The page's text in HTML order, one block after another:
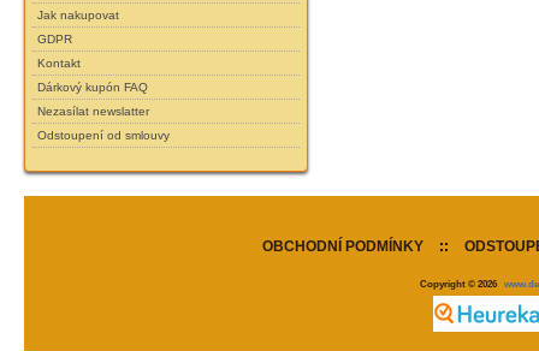
Jak nakupovat
GDPR
Kontakt
Dárkový kupón FAQ
Nezasílat newslatter
Odstoupení od smlouvy
OBCHODNÍ PODMÍNKY ::
Copyright © 2026